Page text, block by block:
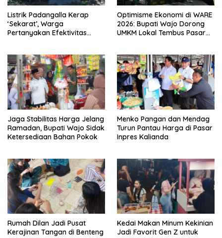
Listrik Padangalla Kerap
‘Sekarat’, Warga
Pertanyakan Efektivitas
Optimisme Ekonomi di WARE
2026: Bupati Wajo Dorong
UMKM Lokal Tembus Pasar
Jaga Stabilitas Harga Jelang
Ramadan, Bupati Wajo Sidak
Ketersediaan Bahan Pokok
Menko Pangan dan Mendag
Turun Pantau Harga di Pasar
Inpres Kalianda
Rumah Dilan Jadi Pusat
Kerajinan Tangan di Benteng
Kedai Makan Minum Kekinian
Jadi Favorit Gen Z untuk